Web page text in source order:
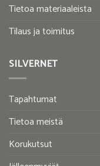
Tietoa materiaaleista
Tilaus ja toimitus
SILVERNET
Tapahtumat
Tietoa meistä
Korukutsut